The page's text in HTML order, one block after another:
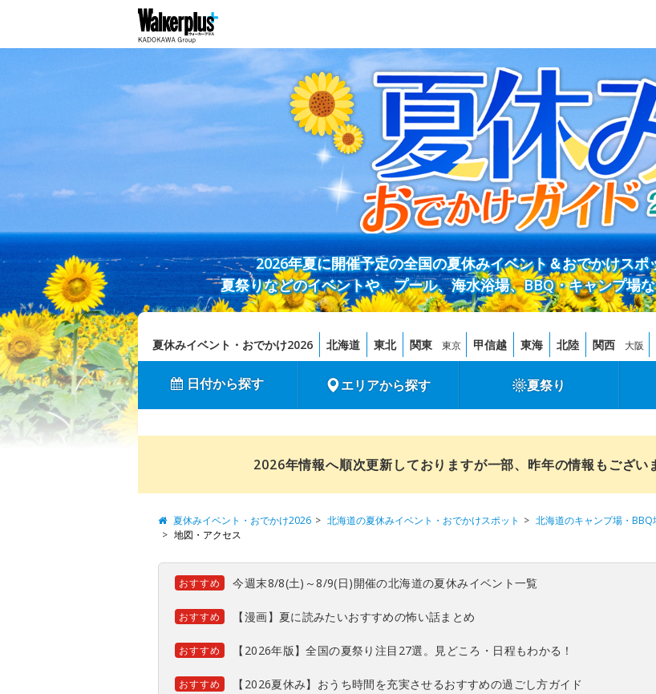
2026年夏に開催予定の全国の夏休みイベント＆おでかけス
夏祭りなどのイベントや、プール、海水浴場、BBQ・キャンプ場
夏休みイベント・おでかけ2026 北海道 東北 関東 東京 甲信越 東海 北陸 関西 大阪
日付から探す エリアから探す 夏祭り
2026年情報へ順次更新しておりますが一部、昨年の情報もござい
夏休みイベント・おでかけ2026 北海道の夏休みイベント・おでかけスポット 北海道のキャンプ場・BBQ
地図・アクセス
おすすめ 今週末8/8(土)～8/9(日)開催の北海道の夏休みイベント一覧
おすすめ 【漫画】夏に読みたいおすすめの怖い話まとめ
おすすめ 【2026年版】全国の夏祭り注目27選。見どころ・日程もわかる！
おすすめ 【2026夏休み】おうち時間を充実させるおすすめの過ごし方ガイド